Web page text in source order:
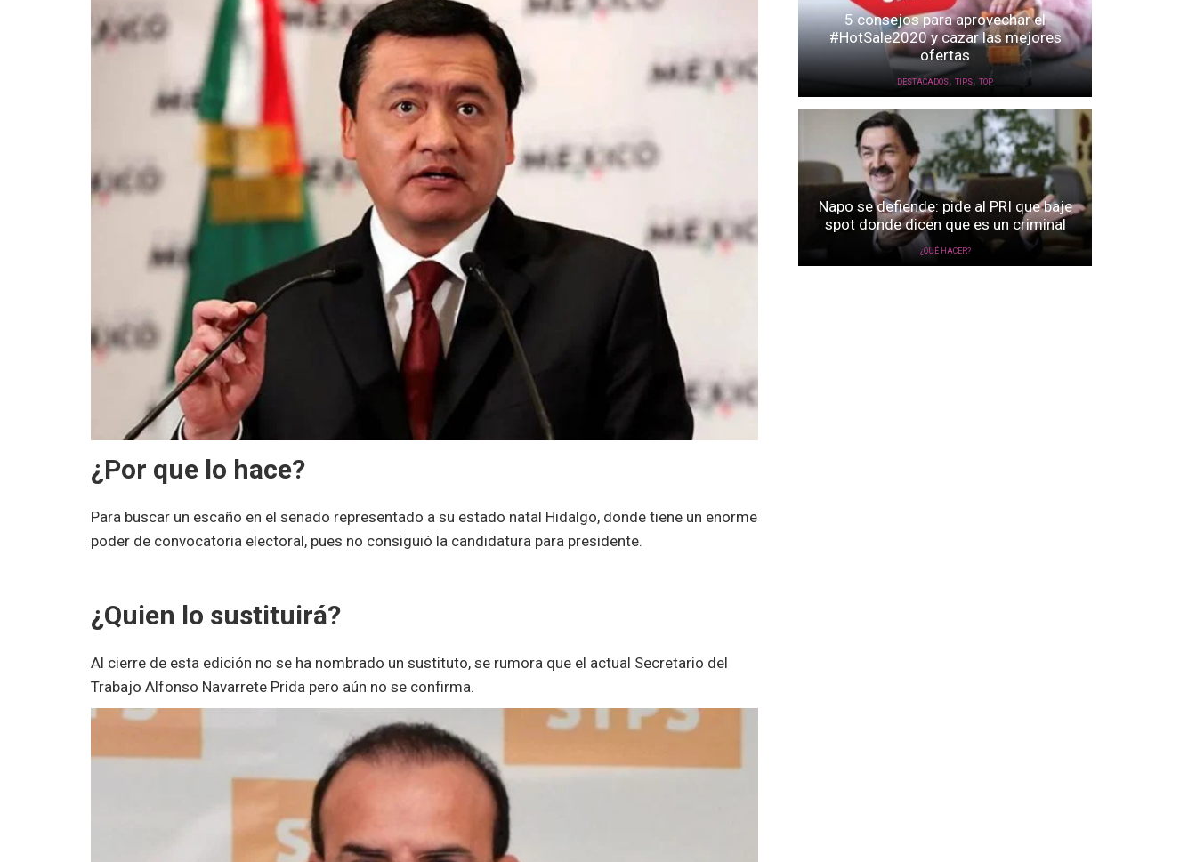
¿Por que lo hace?
Para buscar un escaño en el senado representado a su estado natal Hidalgo, donde tiene un enorme
poder de convocatoria electoral, pues no consiguió la candidatura para presidente.
¿Quien lo sustituirá?
Al cierre de esta edición no se ha nombrado un sustituto, se rumora que el actual Secretario del
Trabajo Alfonso Navarrete Prida pero aún no se confirma.
5 consejos para aprovechar el
#HotSale2020 y cazar las mejores
ofertas
DESTACADOS, TIPS, TOP
Napo se defiende: pide al PRI que baje
spot donde dicen que es un criminal
¿QUÉ HACER?